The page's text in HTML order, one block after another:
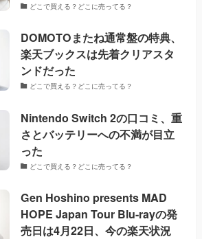
どこで買える？どこに売ってる？
DOMOTOまたね通常盤の特典、
楽天ブックスは先着クリアスタ
ンドだった
どこで買える？どこに売ってる？
Nintendo Switch 2の口コミ、重
さとバッテリーへの不満が目立
った
どこで買える？どこに売ってる？
Gen Hoshino presents MAD
HOPE Japan Tour Blu-rayの発
売日は4月22日、今の楽天状況